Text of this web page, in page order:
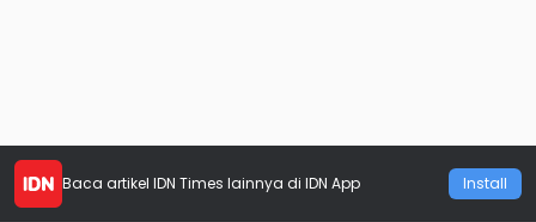
Baca artikel IDN Times lainnya di IDN App Install